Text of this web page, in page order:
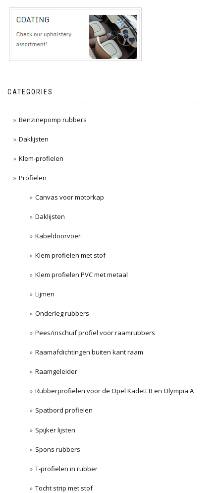
CATEGORIES
Benzinepomp rubbers
Daklijsten
Klem-profielen
Profielen
Canvas voor motorkap
Daklijsten
Kabeldoorvoer
Klem profielen met stof
Klem profielen PVC met metaal
Lijmen
Onderleg rubbers
Pees/inschuif profiel voor raamrubbers
Raamafdichtingen buiten kant raam
Raamgeleider
Rubberprofielen voor de Opel Kadett B en Olympia A
Spatbord profielen
Spijker lijsten
Spons rubbers
T-profielen in rubber
Tocht strip met stof